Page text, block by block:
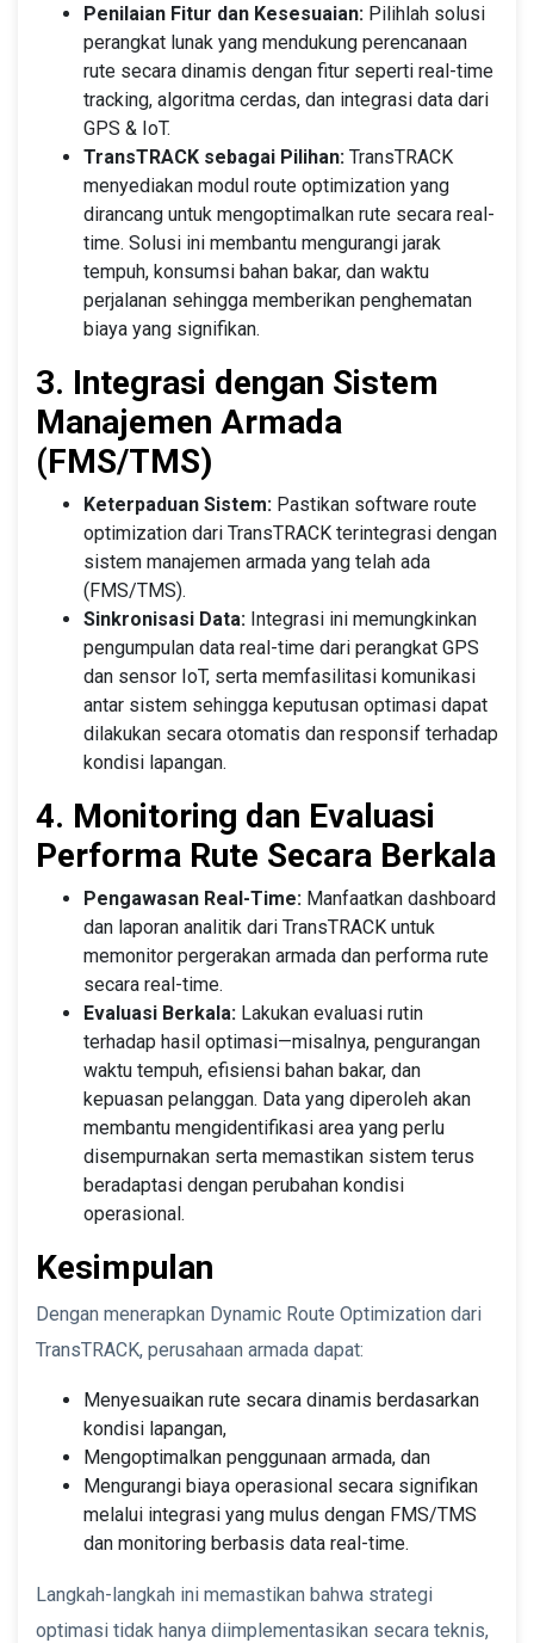
Penilaian Fitur dan Kesesuaian: Pilihlah solusi
perangkat lunak yang mendukung perencanaan
rute secara dinamis dengan fitur seperti real-time
tracking, algoritma cerdas, dan integrasi data dari
GPS & IoT.
TransTRACK sebagai Pilihan: TransTRACK
menyediakan modul route optimization yang
dirancang untuk mengoptimalkan rute secara real-
time. Solusi ini membantu mengurangi jarak
tempuh, konsumsi bahan bakar, dan waktu
perjalanan sehingga memberikan penghematan
biaya yang signifikan.
3. Integrasi dengan Sistem
Manajemen Armada
(FMS/TMS)
Keterpaduan Sistem: Pastikan software route
optimization dari TransTRACK terintegrasi dengan
sistem manajemen armada yang telah ada
(FMS/TMS).
Sinkronisasi Data: Integrasi ini memungkinkan
pengumpulan data real-time dari perangkat GPS
dan sensor IoT, serta memfasilitasi komunikasi
antar sistem sehingga keputusan optimasi dapat
dilakukan secara otomatis dan responsif terhadap
kondisi lapangan.
4. Monitoring dan Evaluasi
Performa Rute Secara Berkala
Pengawasan Real-Time: Manfaatkan dashboard
dan laporan analitik dari TransTRACK untuk
memonitor pergerakan armada dan performa rute
secara real-time.
Evaluasi Berkala: Lakukan evaluasi rutin
terhadap hasil optimasi—misalnya, pengurangan
waktu tempuh, efisiensi bahan bakar, dan
kepuasan pelanggan. Data yang diperoleh akan
membantu mengidentifikasi area yang perlu
disempurnakan serta memastikan sistem terus
beradaptasi dengan perubahan kondisi
operasional.
Kesimpulan
Dengan menerapkan Dynamic Route Optimization dari
TransTRACK, perusahaan armada dapat:
Menyesuaikan rute secara dinamis berdasarkan
kondisi lapangan,
Mengoptimalkan penggunaan armada, dan
Mengurangi biaya operasional secara signifikan
melalui integrasi yang mulus dengan FMS/TMS
dan monitoring berbasis data real-time.
Langkah-langkah ini memastikan bahwa strategi
optimasi tidak hanya diimplementasikan secara teknis,